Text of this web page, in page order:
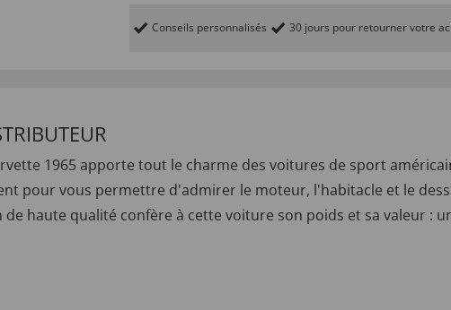
Conseils personnalisés 30 jours pour retourner votre
1965 apporte tout le charme des voitures de sport
pour vous permettre d'admirer le moteur, l'habitacle et le
haute qualité confère à cette voiture son poids et sa valeur :